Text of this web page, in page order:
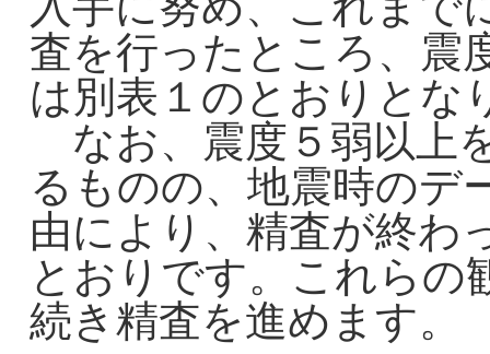
査を行ったところ、震
は別表１のとおりとな
なお、震度５弱以上
るものの、地震時のデ
由により、精査が終わ
とおりです。これらの
続き精査を進めます。